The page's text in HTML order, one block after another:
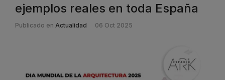
ejemplos reales en toda España
Publicado en Actualidad 06 Oct 2025